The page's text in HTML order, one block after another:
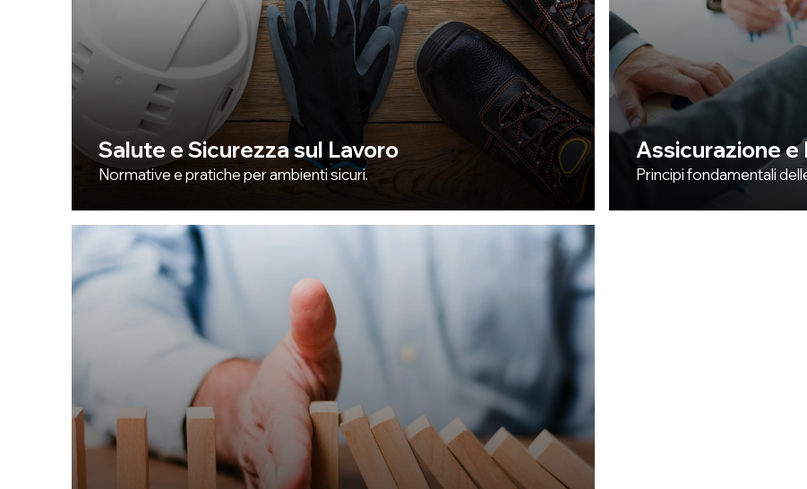
Salute e Sicurezza sul Lavoro
Normative e pratiche per ambienti sicuri.
Assicurazione e
Principi fondamentali